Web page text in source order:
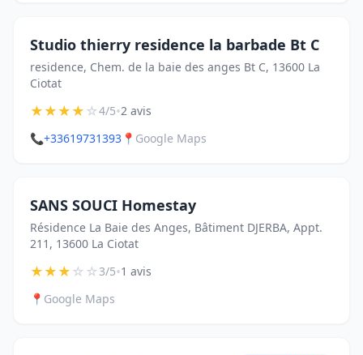
Studio thierry residence la barbade Bt C
residence, Chem. de la baie des anges Bt C, 13600 La
Ciotat
★★★★☆4/5•2 avis
📞+33619731393 📍 Google Maps
SANS SOUCI Homestay
Résidence La Baie des Anges, Bâtiment DJERBA, Appt.
211, 13600 La Ciotat
★★★☆☆3/5•1 avis
📍 Google Maps